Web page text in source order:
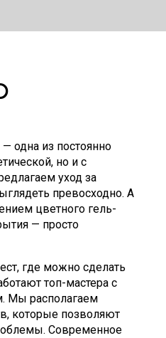
одна из постоянно
но и с
уход за
превосходно. А
цветного гель-
— просто
где можно сделать
топ-мастера с
Мы располагаем
которые позволяют
Современное